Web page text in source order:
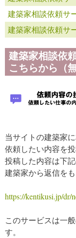
建築家相談依頼サ
建築家相談依頼サ
建築家相談依
こちらから（
当サイトの建築家
依頼したい内容を投
投稿した内容は下
建築家から返信を
https://kentikusi.jp/dr/
このサービスは一
す。